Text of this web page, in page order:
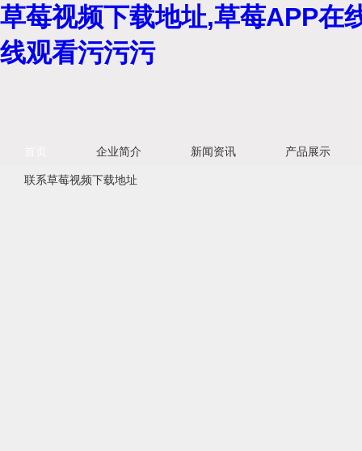
草莓视频下载地址,草莓APP在
线观看污污污
企业简介 新闻资讯 产品展示
联系草莓视频下载地址